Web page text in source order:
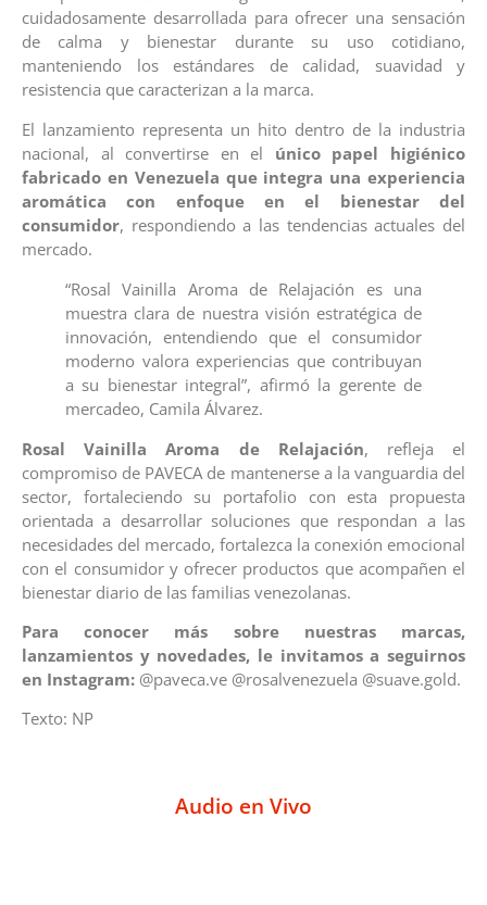
cuidadosamente desarrollada para ofrecer una sensación
de calma y bienestar durante su uso cotidiano,
manteniendo los estándares de calidad, suavidad y
resistencia que caracterizan a la marca.
El lanzamiento representa un hito dentro de la industria
nacional, al convertirse en el único papel higiénico
fabricado en Venezuela que integra una experiencia
aromática con enfoque en el bienestar del
consumidor, respondiendo a las tendencias actuales del
mercado.
“Rosal Vainilla Aroma de Relajación es una
muestra clara de nuestra visión estratégica de
innovación, entendiendo que el consumidor
moderno valora experiencias que contribuyan
a su bienestar integral”, afirmó la gerente de
mercadeo, Camila Álvarez.
Rosal Vainilla Aroma de Relajación, refleja el
compromiso de PAVECA de mantenerse a la vanguardia del
sector, fortaleciendo su portafolio con esta propuesta
orientada a desarrollar soluciones que respondan a las
necesidades del mercado, fortalezca la conexión emocional
con el consumidor y ofrecer productos que acompañen el
bienestar diario de las familias venezolanas.
Para conocer más sobre nuestras marcas,
lanzamientos y novedades, le invitamos a seguirnos
en Instagram: @paveca.ve @rosalvenezuela @suave.gold.
Texto: NP
Audio en Vivo